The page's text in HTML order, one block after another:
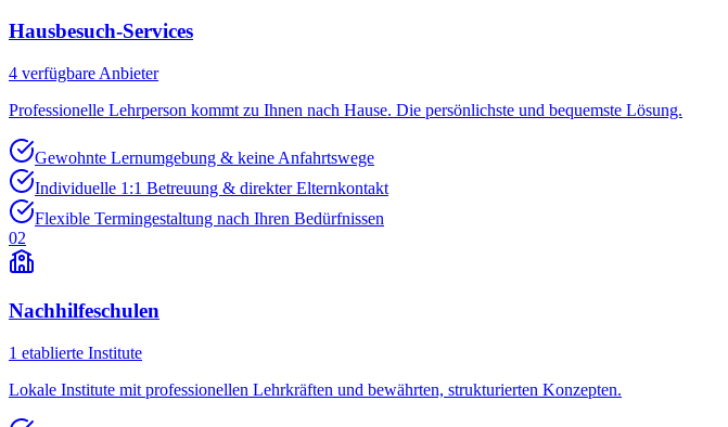
Hausbesuch-Services
4 verfügbare Anbieter
Professionelle Lehrperson kommt zu Ihnen nach Hause. Die persönlichste und bequemste Lösung.
Gewohnte Lernumgebung & keine Anfahrtswege
Individuelle 1:1 Betreuung & direkter Elternkontakt
Flexible Termingestaltung nach Ihren Bedürfnissen
02
Nachhilfeschulen
1 etablierte Institute
Lokale Institute mit professionellen Lehrkräften und bewährten, strukturierten Konzepten.